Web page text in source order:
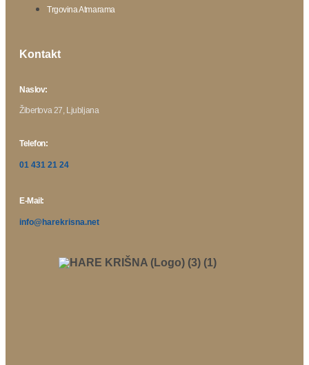
Trgovina Atmarama
Kontakt
Naslov:
Žibertova 27, Ljubljana
Telefon:
01 431 21 24
E-Mail:
info@harekrisna.net